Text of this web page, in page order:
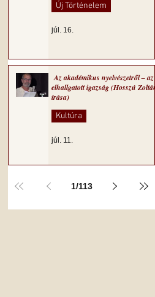
Új Történelem
júl. 16.
Az akadémikus nyelvészetről – az
elhallgatott igazság (Hosszú Zoltán
írása)
Kultúra
júl. 11.
1/113